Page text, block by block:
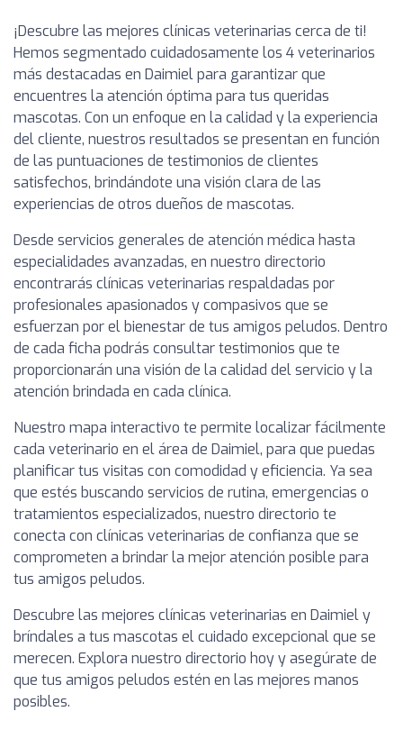
¡Descubre las mejores clínicas veterinarias cerca de ti!
Hemos segmentado cuidadosamente los 4 veterinarios
más destacadas en Daimiel para garantizar que
encuentres la atención óptima para tus queridas
mascotas. Con un enfoque en la calidad y la experiencia
del cliente, nuestros resultados se presentan en función
de las puntuaciones de testimonios de clientes
satisfechos, brindándote una visión clara de las
experiencias de otros dueños de mascotas.
Desde servicios generales de atención médica hasta
especialidades avanzadas, en nuestro directorio
encontrarás clínicas veterinarias respaldadas por
profesionales apasionados y compasivos que se
esfuerzan por el bienestar de tus amigos peludos. Dentro
de cada ficha podrás consultar testimonios que te
proporcionarán una visión de la calidad del servicio y la
atención brindada en cada clínica.
Nuestro mapa interactivo te permite localizar fácilmente
cada veterinario en el área de Daimiel, para que puedas
planificar tus visitas con comodidad y eficiencia. Ya sea
que estés buscando servicios de rutina, emergencias o
tratamientos especializados, nuestro directorio te
conecta con clínicas veterinarias de confianza que se
comprometen a brindar la mejor atención posible para
tus amigos peludos.
Descubre las mejores clínicas veterinarias en Daimiel y
bríndales a tus mascotas el cuidado excepcional que se
merecen. Explora nuestro directorio hoy y asegúrate de
que tus amigos peludos estén en las mejores manos
posibles.